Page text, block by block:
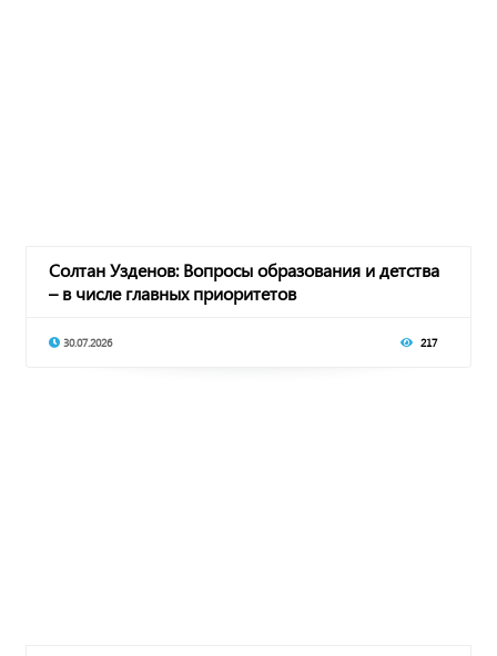
Солтан Узденов: Вопросы образования и детства
– в числе главных приоритетов
30.07.2026 217